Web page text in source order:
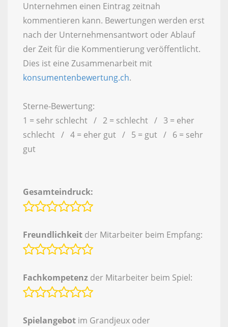
Unternehmen einen Eintrag zeitnah
kommentieren kann. Bewertungen werden erst
nach der Unternehmensantwort oder Ablauf
der Zeit für die Kommentierung veröffentlicht.
Dies ist eine Zusammenarbeit mit
konsumentenbewertung.ch.
Sterne-Bewertung:
1 = sehr schlecht / 2 = schlecht / 3 = eher
schlecht / 4 = eher gut / 5 = gut / 6 = sehr
gut
Gesamteindruck:
Freundlichkeit der Mitarbeiter beim Empfang:
Fachkompetenz der Mitarbeiter beim Spiel:
Spielangebot im Grandjeux oder